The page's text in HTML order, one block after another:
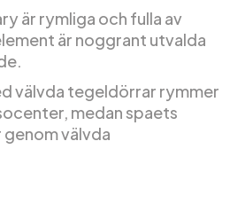
är rymliga och fulla av
är noggrant utvalda
välvda tegeldörrar rymmer
medan spaets
välvda